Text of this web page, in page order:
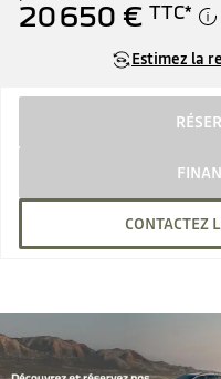
20 650 € TTC*
Estimez la
CONTACTEZ